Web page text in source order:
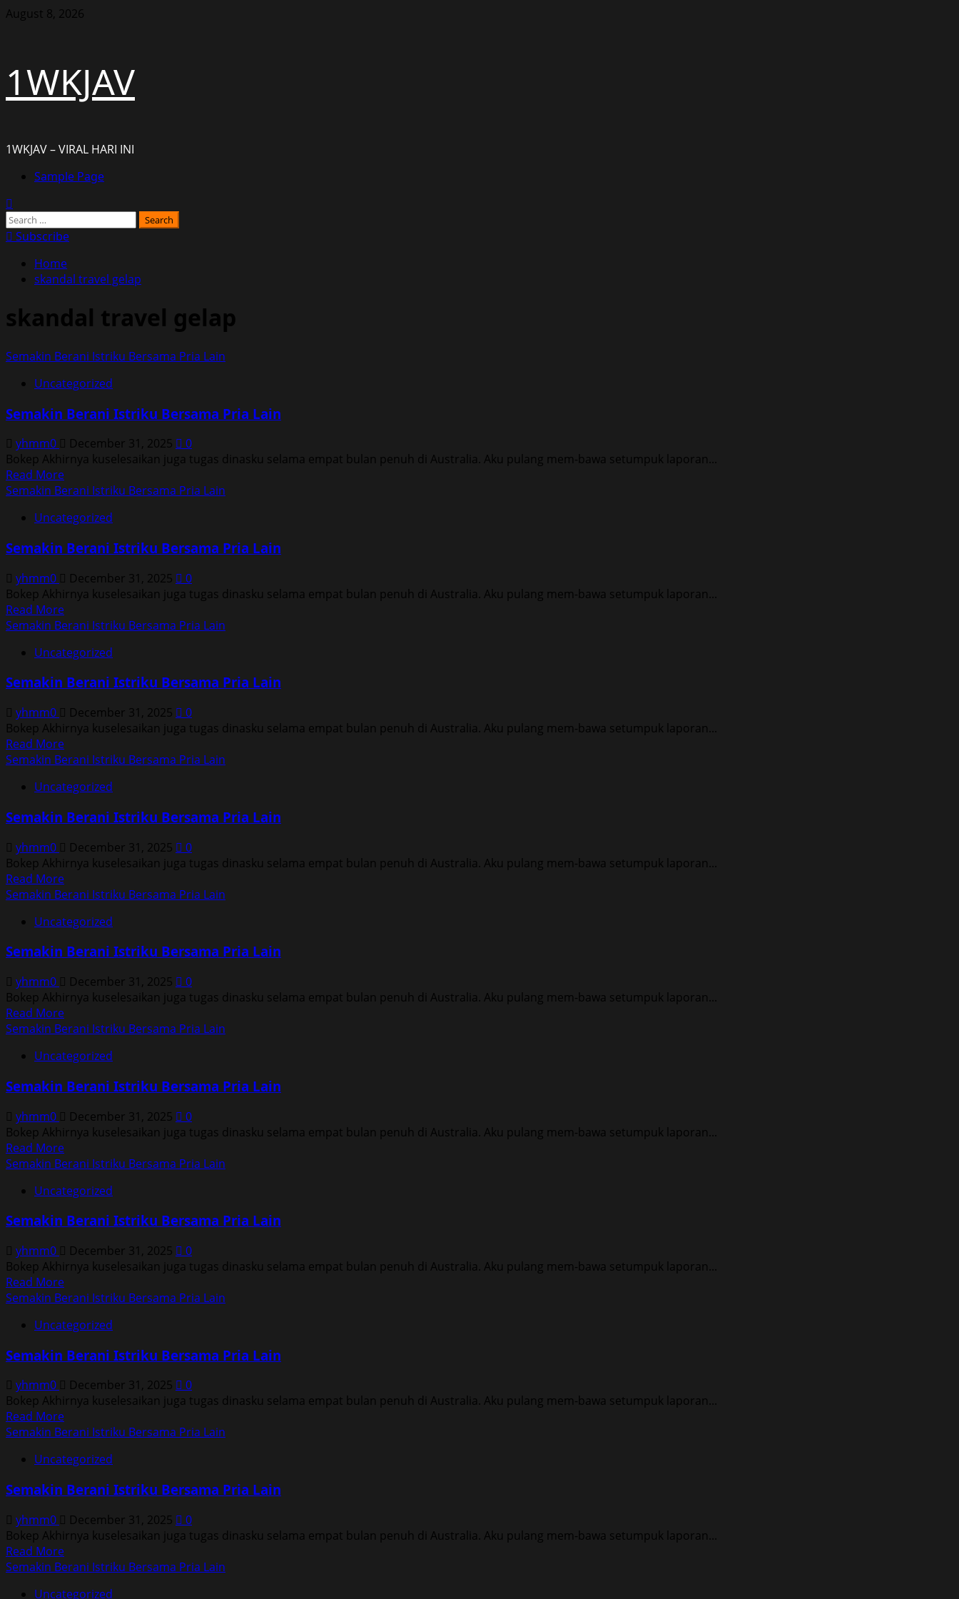
Skip
August 8, 2026
1WKJAV
1WKJAV – VIRAL HARI INI
PrimarySample Page
Search
for:Subscribe
Home
skandal travel gelap
skandal travel gelap
Semakin Berani Istriku Bersama Pria Lain
Uncategorized
Semakin Berani Istriku Bersama Pria Lain
yhmm0 December 31, 2025
0
Bokep Akhirnya kuselesaikan juga tugas dinasku selama empat bulan penuh di Australia. Aku pulang mem-bawa setumpuk laporan...
Read MoreRead
more
Semakin
Istriku
Pria
Lain
Semakin Berani Istriku Bersama Pria Lain
Uncategorized
Semakin Berani Istriku Bersama Pria Lain
yhmm0 December 31, 2025
0
Bokep Akhirnya kuselesaikan juga tugas dinasku selama empat bulan penuh di Australia. Aku pulang mem-bawa setumpuk laporan...
Read MoreRead
more
Semakin
Istriku
Pria
Lain
Semakin Berani Istriku Bersama Pria Lain
Uncategorized
Semakin Berani Istriku Bersama Pria Lain
yhmm0 December 31, 2025
0
Bokep Akhirnya kuselesaikan juga tugas dinasku selama empat bulan penuh di Australia. Aku pulang mem-bawa setumpuk laporan...
Read MoreRead
more
Semakin
Istriku
Pria
Lain
Semakin Berani Istriku Bersama Pria Lain
Uncategorized
Semakin Berani Istriku Bersama Pria Lain
yhmm0 December 31, 2025
0
Bokep Akhirnya kuselesaikan juga tugas dinasku selama empat bulan penuh di Australia. Aku pulang mem-bawa setumpuk laporan...
Read MoreRead
more
Semakin
Istriku
Pria
Lain
Semakin Berani Istriku Bersama Pria Lain
Uncategorized
Semakin Berani Istriku Bersama Pria Lain
yhmm0 December 31, 2025
0
Bokep Akhirnya kuselesaikan juga tugas dinasku selama empat bulan penuh di Australia. Aku pulang mem-bawa setumpuk laporan...
Read MoreRead
more
Semakin
Istriku
Pria
Lain
Semakin Berani Istriku Bersama Pria Lain
Uncategorized
Semakin Berani Istriku Bersama Pria Lain
yhmm0 December 31, 2025
0
Bokep Akhirnya kuselesaikan juga tugas dinasku selama empat bulan penuh di Australia. Aku pulang mem-bawa setumpuk laporan...
Read MoreRead
more
Semakin
Istriku
Pria
Lain
Semakin Berani Istriku Bersama Pria Lain
Uncategorized
Semakin Berani Istriku Bersama Pria Lain
yhmm0 December 31, 2025
0
Bokep Akhirnya kuselesaikan juga tugas dinasku selama empat bulan penuh di Australia. Aku pulang mem-bawa setumpuk laporan...
Read MoreRead
more
Semakin
Istriku
Pria
Lain
Semakin Berani Istriku Bersama Pria Lain
Uncategorized
Semakin Berani Istriku Bersama Pria Lain
yhmm0 December 31, 2025
0
Bokep Akhirnya kuselesaikan juga tugas dinasku selama empat bulan penuh di Australia. Aku pulang mem-bawa setumpuk laporan...
Read MoreRead
more
Semakin
Istriku
Pria
Lain
Semakin Berani Istriku Bersama Pria Lain
Uncategorized
Semakin Berani Istriku Bersama Pria Lain
yhmm0 December 31, 2025
0
Bokep Akhirnya kuselesaikan juga tugas dinasku selama empat bulan penuh di Australia. Aku pulang mem-bawa setumpuk laporan...
Read MoreRead
more
Semakin Berani Istriku Bersama Pria Lain
Uncategorized